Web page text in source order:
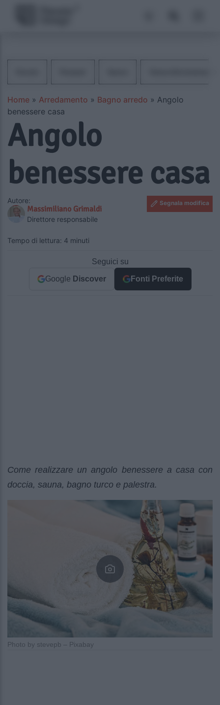
Home » Arredamento » Bagno arredo » Angolo
benessere casa
Angolo
benessere casa
Autore:
Massimiliano Grimaldi
Direttore responsabile
Segnala modifica
Tempo di lettura: 4 minuti
Seguici su
Google Discover Fonti Preferite
Come realizzare un angolo benessere a casa con
doccia, sauna, bagno turco e palestra.
Photo by stevepb – Pixabay